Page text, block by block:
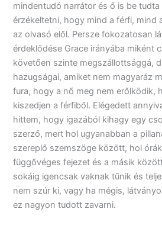
mindentudó narrátor és ő is be
érzékeltetni, hogy mind a férfi, mind
az olvasó elől. Persze fokozatosan
érdeklődése Grace irányába miként
követően szinte megszállottsággá,
hazugságai, amiket nem magyaráz
fura, hogy a nő meg nem erőlködik,
kiszedjen a férfiből. Elégedett
hittem, hogy igazából kihagy egy
szerző, mert hol ugyanabban a
szereplő szemszöge között, hol
függővéges fejezet és a másik
sokáig igencsak vaknak tűnik és
nem szúr ki, vagy ha mégis,
ez nagyon tudott zavarni.